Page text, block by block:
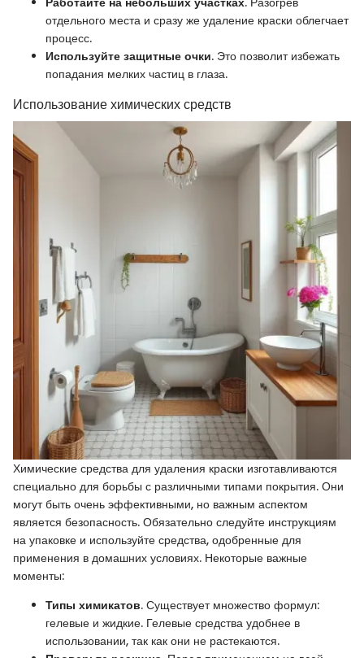
отдельного места и сразу же удаление краски облегчает
процесс.
Используйте защитные очки. Это позволит избежать
попадания мелких частиц в глаза.
Использование химических средств
Химические средства для удаления краски изготавливаются
специально для борьбы с различными типами покрытия. Они
могут быть очень эффективными, но важным аспектом
является безопасность. Обязательно следуйте инструкциям
на упаковке и используйте средства, одобренные для
применения в домашних условиях. Некоторые важные
моменты:
Типы химикатов. Существует множество формул:
гелевые и жидкие. Гелевые средства удобнее в
использовании, так как они не растекаются.